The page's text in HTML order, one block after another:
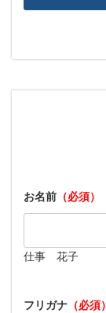
お名前 （必須）
仕事 花子
フリガナ （必須）